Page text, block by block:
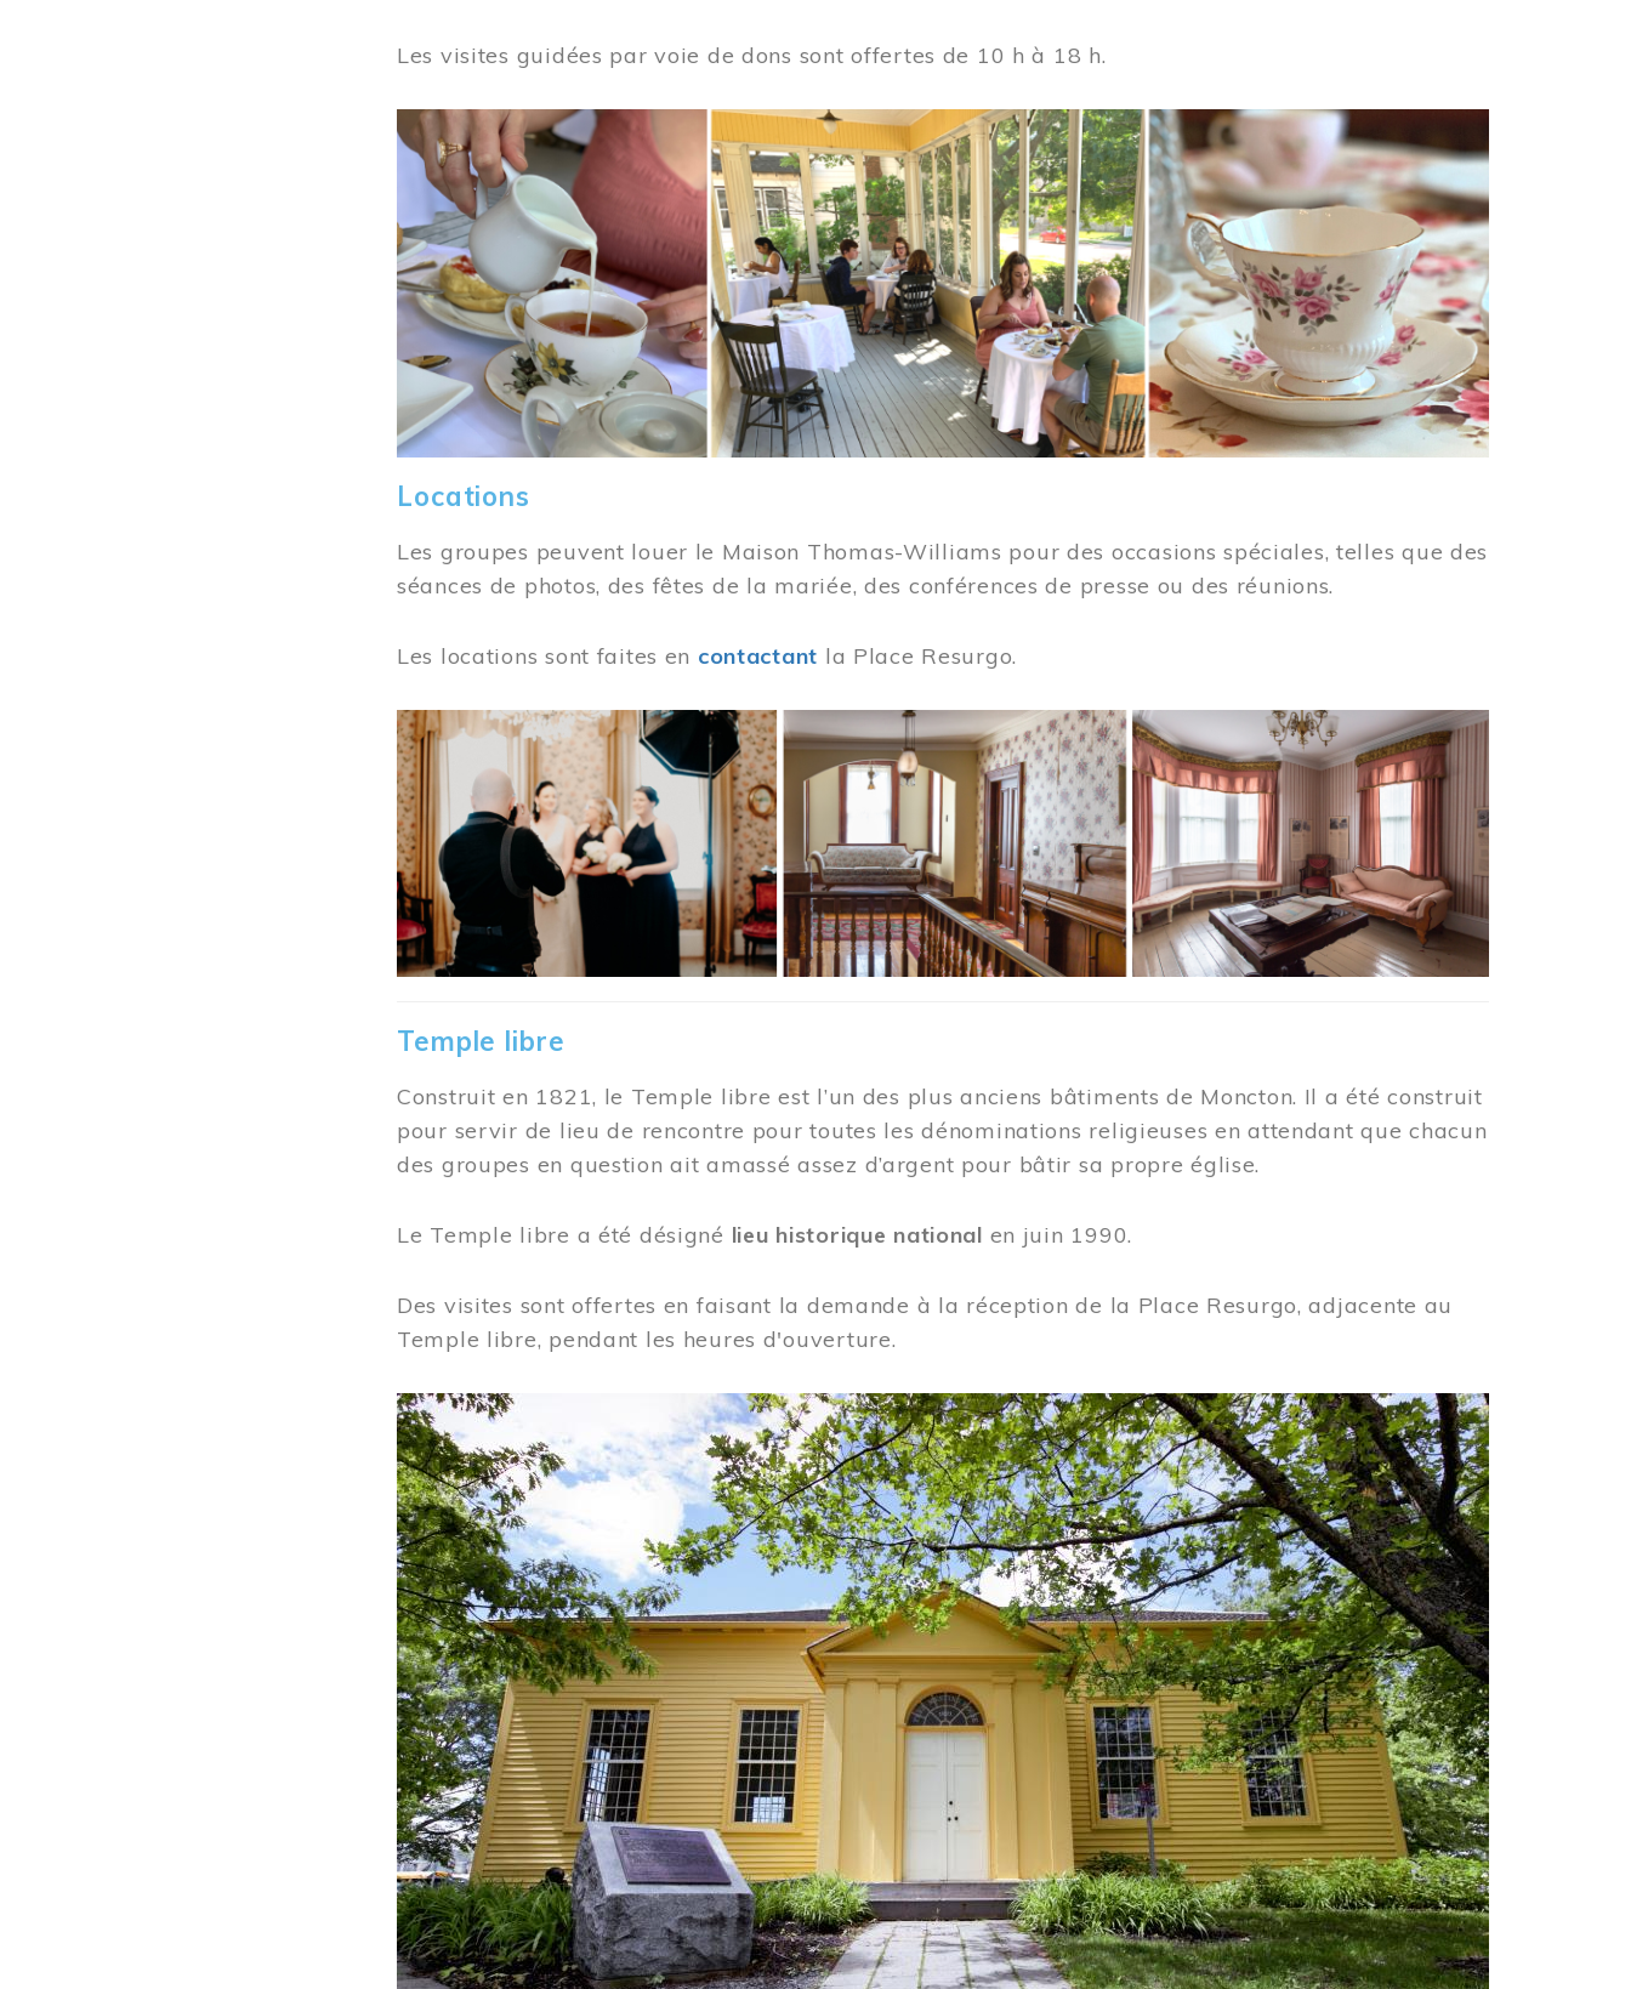
Les visites guidées par voie de dons sont offertes de 10 h à 18 h.
Image
Locations
Les groupes peuvent louer le Maison Thomas-Williams pour des occasions spéciales, telles que des
séances de photos, des fêtes de la mariée, des conférences de presse ou des réunions.
Les locations sont faites en contactant la Place Resurgo.
Image
Temple libre
Construit en 1821, le Temple libre est l’un des plus anciens bâtiments de Moncton. Il a été construit
pour servir de lieu de rencontre pour toutes les dénominations religieuses en attendant que chacun
des groupes en question ait amassé assez d’argent pour bâtir sa propre église.
Le Temple libre a été désigné lieu historique national en juin 1990.
Des visites sont offertes en faisant la demande à la réception de la Place Resurgo, adjacente au
Temple libre, pendant les heures d'ouverture.
Image